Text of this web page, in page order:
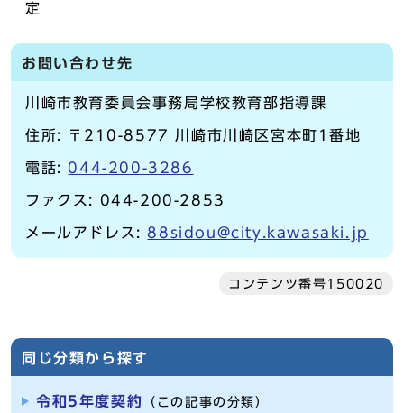
定
お問い合わせ先
川崎市教育委員会事務局学校教育部指導課
住所: 〒210-8577 川崎市川崎区宮本町1番地
電話: 044-200-3286
ファクス: 044-200-2853
メールアドレス:88sidou@city.kawasaki.jp
コンテンツ番号150020
同じ分類から探す
令和5年度契約 （この記事の分類）